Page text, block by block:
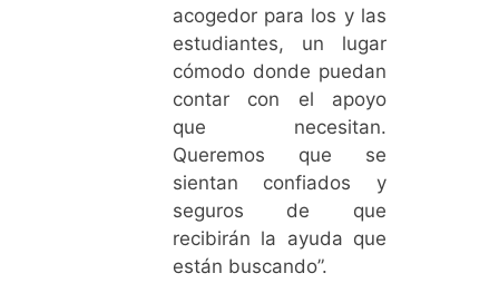
acogedor para los y las
estudiantes, un lugar
cómodo donde puedan
contar con el apoyo
que necesitan.
Queremos que se
sientan confiados y
seguros de que
recibirán la ayuda que
están buscando”.